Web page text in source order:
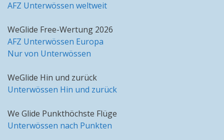
AFZ Unterwössen weltweit
WeGlide Free-Wertung 2026
AFZ Unterwössen Europa
Nur von Unterwössen
WeGlide Hin und zurück
Unterwössen Hin und zurück
We Glide Punkthöchste Flüge
Unterwössen nach Punkten